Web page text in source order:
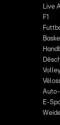
Live
F1
E-